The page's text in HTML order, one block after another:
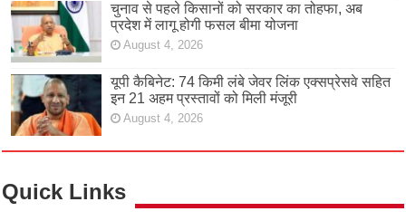
चुनाव से पहले किसानों को सरकार का तोहफा, अब
प्रदेश में लागू होगी फसल बीमा योजना
August 4, 2026
यूपी कैबिनेट: 74 किमी लंबे जेवर लिंक एक्सप्रेसवे सहित
इन 21 अहम प्रस्तावों को मिली मंजूरी
August 4, 2026
Quick Links